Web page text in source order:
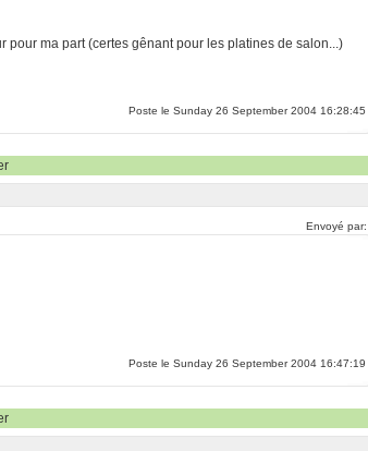
ma part (certes gênant pour les platines de salon...)
Poste le Sunday 26 September 2004 16:28:45
Envoyé
Poste le Sunday 26 September 2004 16:47:19